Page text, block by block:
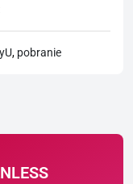
, pobranie